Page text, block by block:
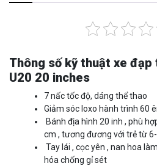
Thông số kỹ thuật xe đạp
U20 20 inches
7 nấc tốc độ, dáng thể thao
Giảm sóc loxo hành trình 60
Bánh địa hình 20 inh , phù
cm , tương đương với trẻ từ
Tay lái , cọc yên , nan hoa
hóa chống gỉ sét